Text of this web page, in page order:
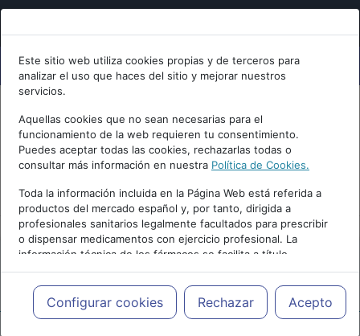
Este sitio web utiliza cookies propias y de terceros para
analizar el uso que haces del sitio y mejorar nuestros
servicios.
Aquellas cookies que no sean necesarias para el
funcionamiento de la web requieren tu consentimiento.
Puedes aceptar todas las cookies, rechazarlas todas o
consultar más información en nuestra Política de Cookies.
Toda la información incluida en la Página Web está referida a
productos del mercado español y, por tanto, dirigida a
profesionales sanitarios legalmente facultados para prescribir
o dispensar medicamentos con ejercicio profesional. La
información técnica de los fármacos se facilita a título
meramente informativo, siendo responsabilidad de los
profesionales facultados prescribir medicamentos y decidir, en
cada caso concreto, el tratamiento más adecuado a las
necesidades del paciente.
Configurar cookies Rechazar Acepto
Repositorio de Artículos || Edición |